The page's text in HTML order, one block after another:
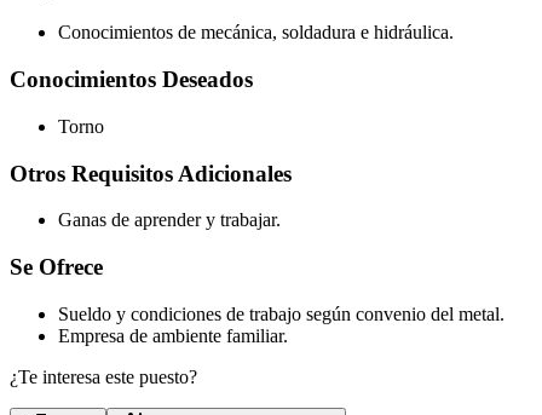
Conocimientos de mecánica, soldadura e hidráulica.
Conocimientos Deseados
Torno
Otros Requisitos Adicionales
Ganas de aprender y trabajar.
Se Ofrece
Sueldo y condiciones de trabajo según convenio del metal.
Empresa de ambiente familiar.
¿Te interesa este puesto?